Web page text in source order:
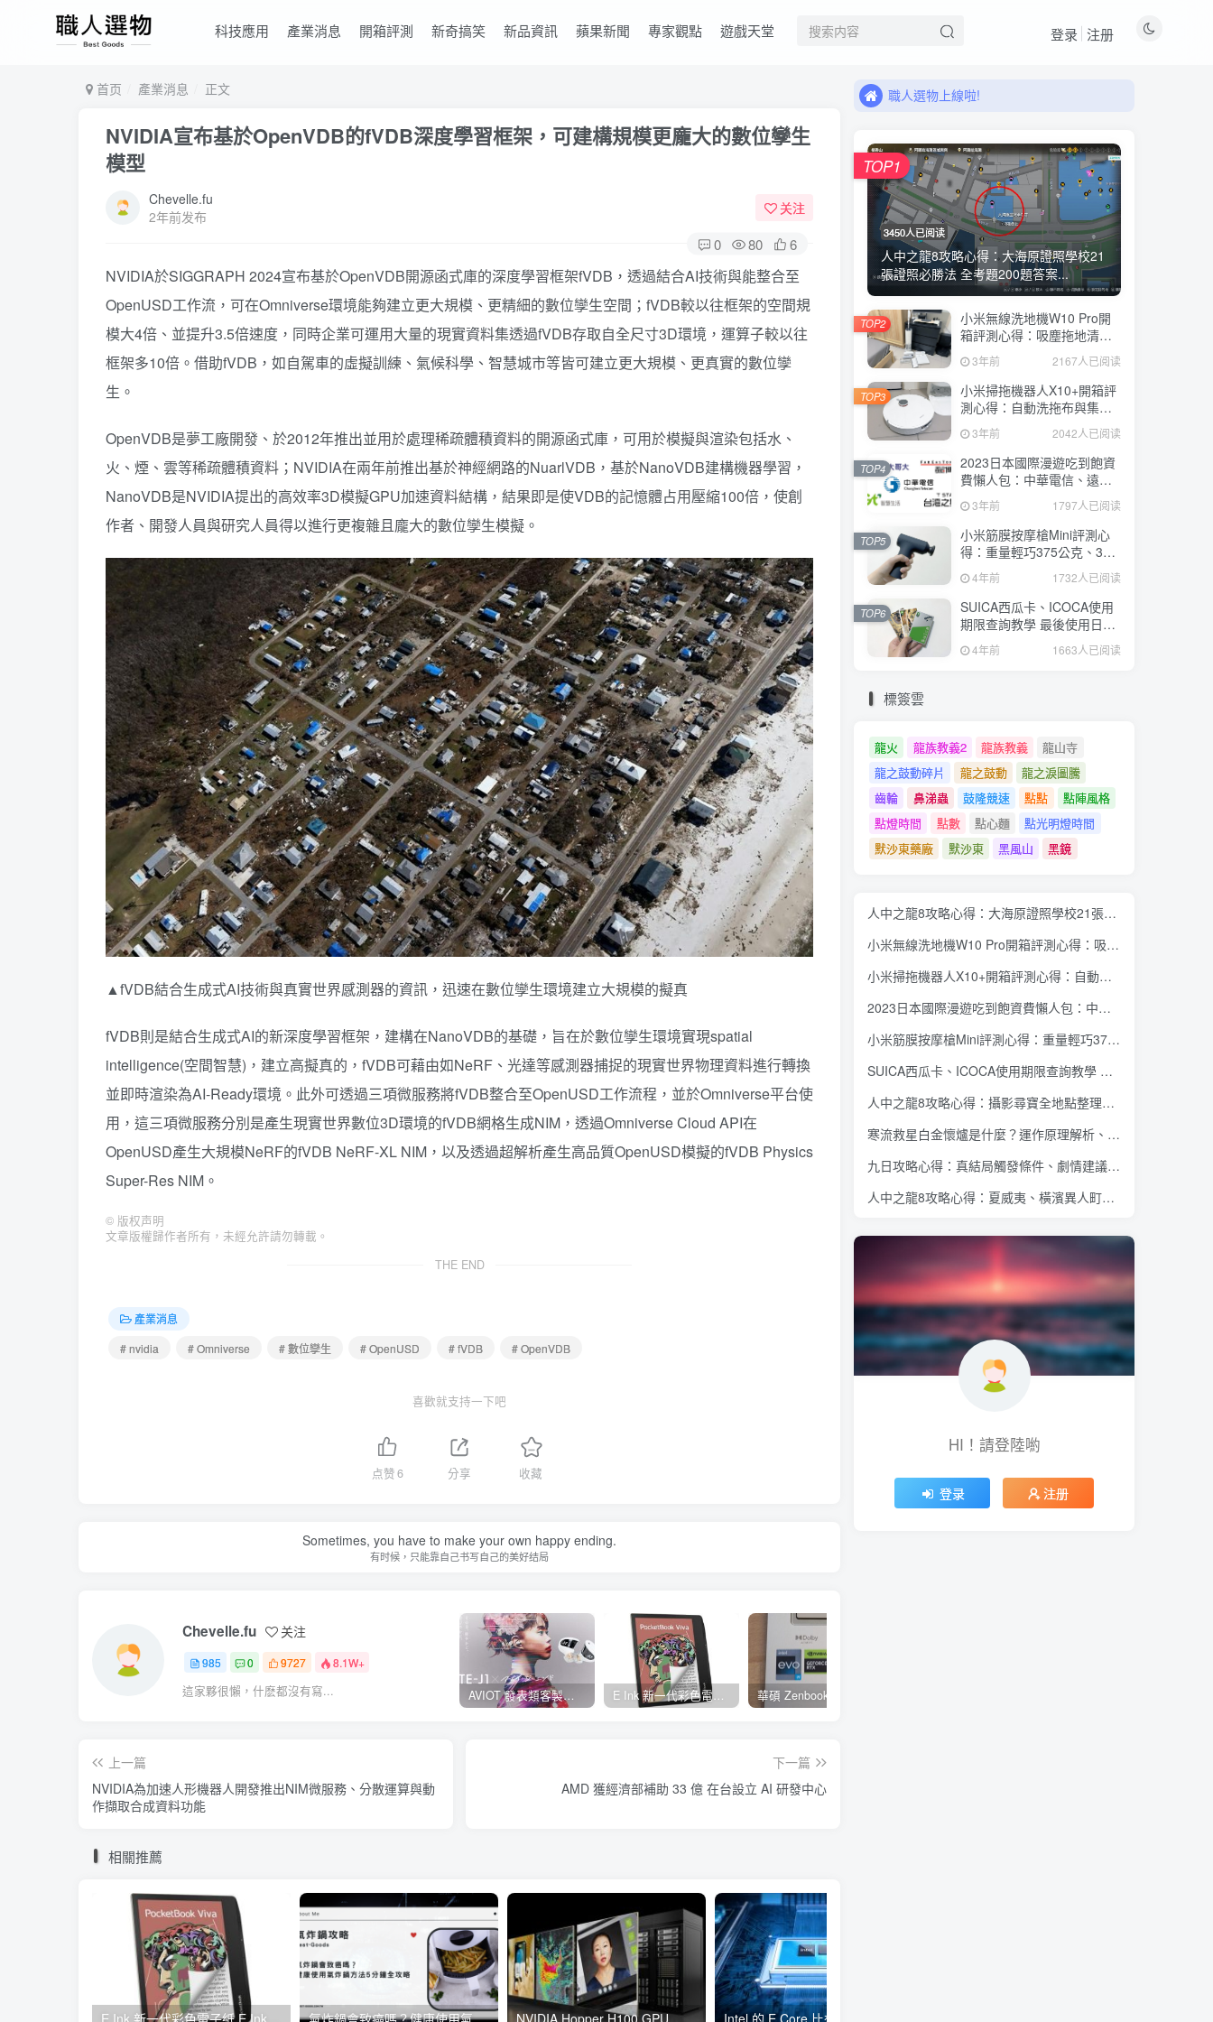
科技應用 產業消息 開箱評測 新奇搞笑 新品資訊 蘋果新聞 專家觀點 遊戲天堂 登录 注册
首页 產業消息 正文
NVIDIA宣布基於OpenVDB的fVDB深度學習框架，可建構規模更龐大的數位孿生
模型
Chevelle.fu
2年前发布
关注
0 80 6
NVIDIA於SIGGRAPH 2024宣布基於OpenVDB開源函式庫的深度學習框架fVDB，透過結合AI技術與能整合至
OpenUSD工作流，可在Omniverse環境能夠建立更大規模、更精細的數位孿生空間；fVDB較以往框架的空間規
模大4倍、並提升3.5倍速度，同時企業可運用大量的現實資料集透過fVDB存取自全尺寸3D環境，運算子較以往
框架多10倍。借助fVDB，如自駕車的虛擬訓練、氣候科學、智慧城市等皆可建立更大規模、更真實的數位孿
生。
OpenVDB是夢工廠開發、於2012年推出並用於處理稀疏體積資料的開源函式庫，可用於模擬與渲染包括水、
火、煙、雲等稀疏體積資料；NVIDIA在兩年前推出基於神經網路的NuarlVDB，基於NanoVDB建構機器學習，
NanoVDB是NVIDIA提出的高效率3D模擬GPU加速資料結構，結果即是使VDB的記憶體占用壓縮100倍，使創
作者、開發人員與研究人員得以進行更複雜且龐大的數位孿生模擬。
▲fVDB結合生成式AI技術與真實世界感測器的資訊，迅速在數位孿生環境建立大規模的擬真
fVDB則是結合生成式AI的新深度學習框架，建構在NanoVDB的基礎，旨在於數位孿生環境實現spatial
intelligence(空間智慧)，建立高擬真的，fVDB可藉由如NeRF、光達等感測器捕捉的現實世界物理資料進行轉換
並即時渲染為AI-Ready環境。此外可透過三項微服務將fVDB整合至OpenUSD工作流程，並於Omniverse平台使
用，這三項微服務分別是產生現實世界數位3D環境的fVDB網格生成NIM，透過Omniverse Cloud API在
OpenUSD產生大規模NeRF的fVDB NeRF-XL NIM，以及透過超解析產生高品質OpenUSD模擬的fVDB Physics
Super-Res NIM。
© 版权声明
文章版權歸作者所有，未經允許請勿轉載。
THE END
產業消息
# nvidia
# Omniverse # 數位孿生 # OpenUSD # fVDB # OpenVDB
喜歡就支持一下吧
点赞6 分享 收藏
Sometimes, you have to make your own happy ending.
有时候，只能靠自己书写自己的美好结局
Chevelle.fu 关注
985 0 9727 8.1W+
這家夥很懶，什麽都沒有寫... AVIOT 發表類客製耳機型真無線耳機 TE-J1 ，具 Hi-Res 認證、與 BiSH 成員 AiNA THE END 合作開發
上一篇
NVIDIA為加速人形機器人開發推出NIM微服務、分散運算與動
作擷取合成資料功能
下一篇
AMD 獲經濟部補助 33 億 在台設立 AI 研發中心
相關推薦
氣炸鍋會致癌嗎？健康使用氣炸鍋方法5分鐘全攻略《懶人包》 NVIDIA Hopper H100 GPU 樹立 AI 訓練新指標， NVIDIA A100 借助軟體更新效能持續增長
來看看11月有什麼新品!
來看看11月有什麼新品!
3450人已阅读
人中之龍8攻略心得：大海原證照學校21
張證照必勝法 全考題200題答案...
TOP1
小米無線洗地機W10 Pro開
箱評測心得：吸塵拖地清洗3
合1、90度可調式機身、續航
力35分鐘、售價15995元
3年前 2167人已阅读
TOP2
小米掃拖機器人X10+開箱評
測心得：自動洗拖布與集
塵、旋轉式拖布更乾淨、連
續使用2小時、售價26995元
3年前 2042人已阅读
TOP3
2023日本國際漫遊吃到飽資
費懶人包：中華電信、遠傳
電信、台灣大哥大、台灣之
星、亞太電信
3年前 1797人已阅读
TOP4
小米筋膜按摩槍Mini評測心
得：重量輕巧375公克、3種
替換頭和3種模式、售價
2295元
4年前 1732人已阅读
TOP5
SUICA西瓜卡、ICOCA使用
期限查詢教學 最後使用日10
年內都有效 Android、iOS都
適用4年前 1663人已阅读
TOP6
標簽雲
龍火 龍族教義2 龍族教義
龍山寺
龍之鼓動碎片
龍之鼓動
龍之淚圖騰
齒輪
鼻涕蟲 鼓隆競速 點點
點陣風格
點燈時間
點數 點心麵
點光明燈時間
默沙東藥廠
默沙東 黑風山 黑鏡
人中之龍8攻略心得：大海原證照學校21張證照必勝法 全考題200題答案整理
小米無線洗地機W10 Pro開箱評測心得：吸塵拖地清洗3合1、90度可調式機身、續航力35分鐘、售價15995元
小米掃拖機器人X10+開箱評測心得：自動洗拖布與集塵、旋轉式拖布更乾淨、連續使用2小時、售價26995元
2023日本國際漫遊吃到飽資費懶人包：中華電信、遠傳電信、台灣大哥大、台灣之星、亞太電信
小米筋膜按摩槍Mini評測心得：重量輕巧375公克、3種替換頭和3種模式、售價2295元
SUICA西瓜卡、ICOCA使用期限查詢教學 最後使用日10年內都有效 Android、iOS都適用
人中之龍8攻略心得：攝影尋寶全地點整理、70個夏威夷與40個橫濱拍攝位置圖解
寒流救星白金懷爐是什麼？運作原理解析、相比電暖蛋有哪些優缺點？懷爐挑選方法介紹
九日攻略心得：真結局觸發條件、劇情建議攻略順序、全流程過關整理
人中之龍8攻略心得：夏威夷、橫濱異人町、神室町 全部14位神秘捏捏NPC地圖位置整理
HI！請登陸喲
登录 注册